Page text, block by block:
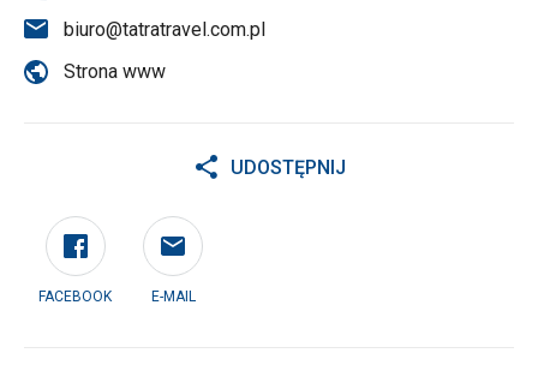
biuro@tatratravel.com.pl
Strona www
UDOSTĘPNIJ
FACEBOOK E-MAIL